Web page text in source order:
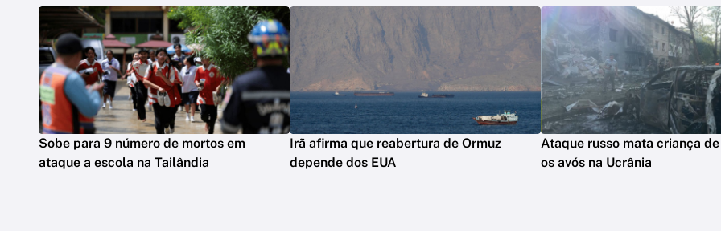
Sobe para 9 número de mortos em
ataque a escola na Tailândia
Irã afirma que reabertura de Ormuz
depende dos EUA
Ataque russo mata criança
os avós na Ucrânia